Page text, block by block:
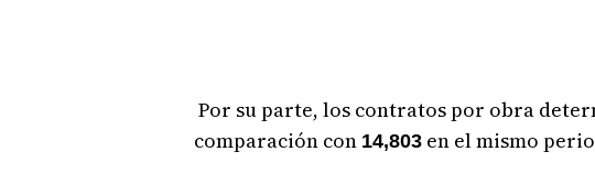
Por su parte, los contratos por obra
comparación con 14,803en el mismo